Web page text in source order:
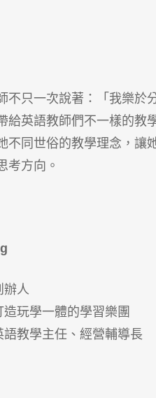
只一次說著：「我樂於
給英語教師們不一樣的教
不同世俗的教學理念，讓
考方向。
辦人
玩學一體的學習樂團
教學主任、經營輔導長